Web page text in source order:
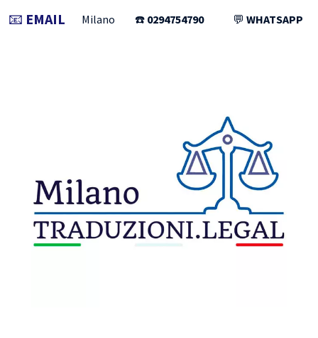
📧 EMAIL Milano ☎️ 0294754790 💬 WHATSAPP